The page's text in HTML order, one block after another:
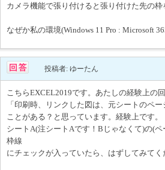
カメラ機能で張り付けると張り付けた先の
なぜか私の環境(Windows 11 Pro : Microsoft
投稿者: ゆーたん
こちらEXCEL2019です。あたしの経験上の
「印刷時、リンクした図は、元シートのペー
ことがある？と思っています。経験上です。
シートA(注シートAです！Bじゃなくて)の(
枠線
にチェックが入っていたら、はずしてみてく